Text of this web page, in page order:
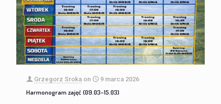
Grzegorz Sroka on 9 marca 2026
Harmonogram zajęć (09.03–15.03)